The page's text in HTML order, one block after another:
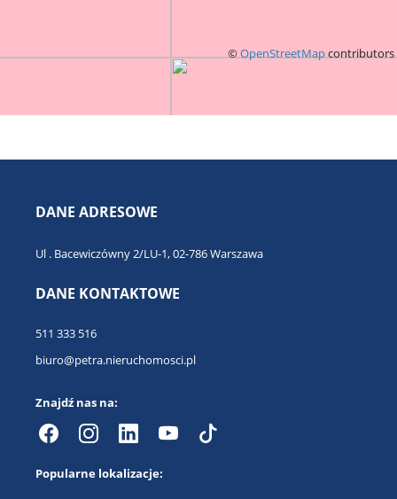
©OpenStreetMapcontributors
DANE ADRESOWE
Ul . Bacewiczówny 2/LU-1, 02-786 Warszawa
DANE KONTAKTOWE
511 333 516
biuro@petra.nieruchomosci.pl
Znajdź nas na:
Popularne lokalizacje: